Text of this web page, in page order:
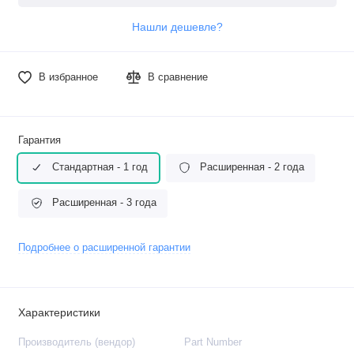
Нашли дешевле?
В избранное В сравнение
Гарантия
Стандартная - 1 год Расширенная - 2 года
Расширенная - 3 года
Подробнее о расширенной гарантии
Характеристики
Производитель (вендор) Part Number